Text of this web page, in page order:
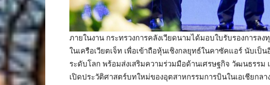
ภายในงาน กระทรวงการคลังเวียดนามได้มอบใบรับรองการล
ในเครือเวียตเจ็ท เพื่อเข้าถือหุ้นเชิงกลยุทธ์ในคาซัคแอร์ นับเป็
ระดับโลก พร้อมส่งเสริมความร่วมมือด้านเศรษฐกิจ วัฒนธรรม
เปิดประวัติศาสตร์บทใหม่ของอุตสาหกรรมการบินในเอเชียกลา